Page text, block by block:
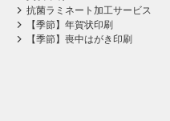
抗菌ラミネート加工サービス
【季節】年賀状印刷
【季節】喪中はがき印刷